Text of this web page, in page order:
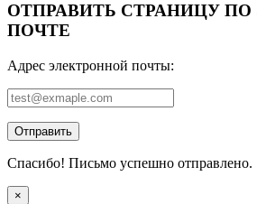
ОТПРАВИТЬ СТРАНИЦУ
ПОЧТЕ
Адрес электронной почты:
Отправить
Спасибо! Письмо успешно отправлено.
×